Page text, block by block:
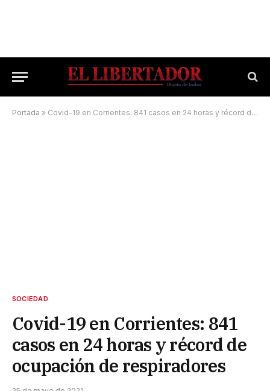
Portada » Covid-19 en Corrientes: 841 casos en 24 horas y récord de ocupación de respiradores
SOCIEDAD
Covid-19 en Corrientes: 841
casos en 24 horas y récord de
ocupación de respiradores